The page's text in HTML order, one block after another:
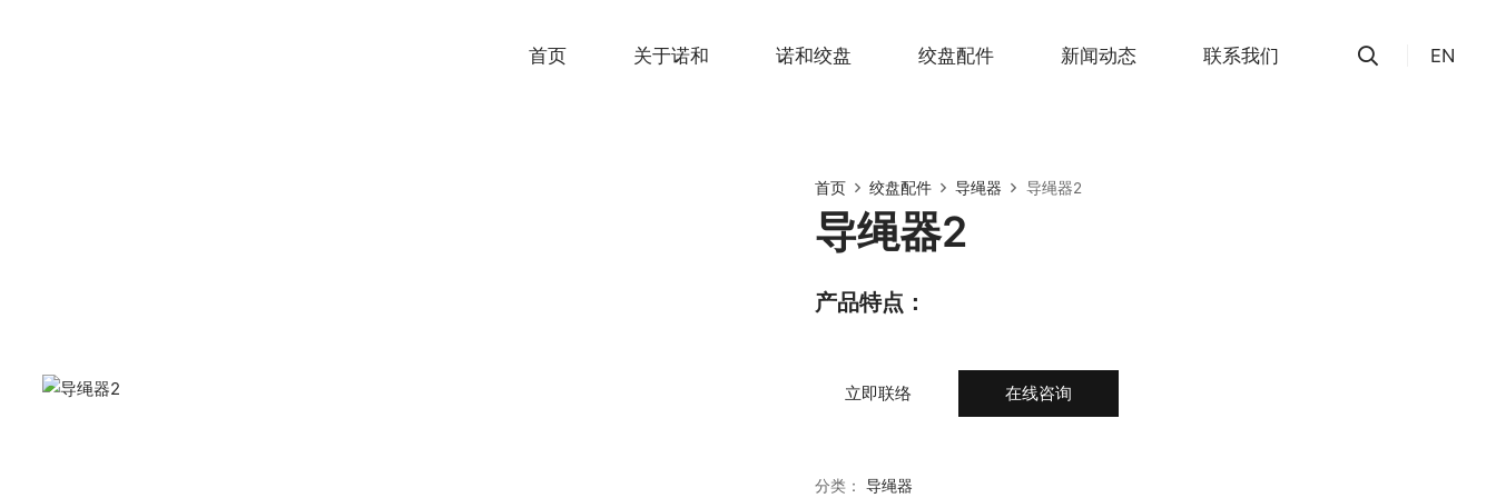
首页 关于诺和 诺和绞盘 绞盘配件 新闻动态 联系我们 EN
首页 绞盘配件 导绳器 导绳器2
导绳器2
产品特点：
立即联络 在线咨询
分类： 导绳器